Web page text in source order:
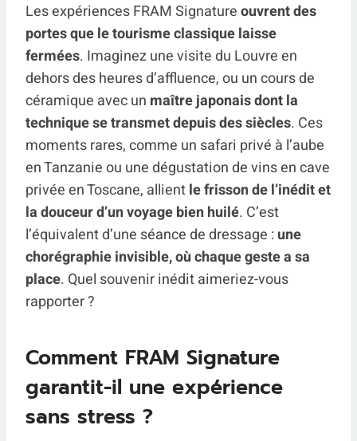
Les expériences FRAM Signatureouvrent des
portes que le tourisme classique laisse
fermées. Imaginez une visite du Louvre en
dehors des heures d’affluence, ou un cours de
céramique avec un maître japonais dont la
technique se transmet depuis des siècles. Ces
moments rares, comme un safari privé à l’aube
en Tanzanie ou une dégustation de vins en cave
privée en Toscane, allientle frisson de l’inédit et
la douceur d’un voyage bien huilé. C’est
l’équivalent d’une séance de dressage : une
chorégraphie invisible, où chaque geste a sa
place. Quel souvenir inédit aimeriez-vous
rapporter ?
Comment FRAM Signature
garantit-il une expérience
sans stress ?